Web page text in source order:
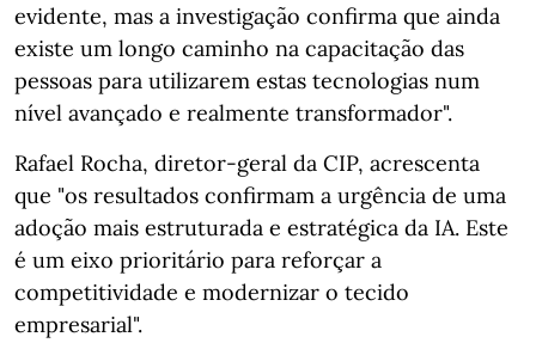
evidente, mas a investigação confirma que ainda
existe um longo caminho na capacitação das
pessoas para utilizarem estas tecnologias num
nível avançado e realmente transformador".
Rafael Rocha, diretor‑geral da CIP, acrescenta
que "os resultados confirmam a urgência de uma
adoção mais estruturada e estratégica da IA. Este
é um eixo prioritário para reforçar a
competitividade e modernizar o tecido
empresarial".